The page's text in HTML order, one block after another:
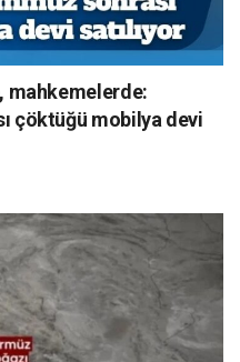
mahkemelerde:
çöktüğü mobilya devi